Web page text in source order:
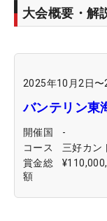
大会概要・解
2025年10月2日〜
バンテリン東
開催国
-
コース
三好カン
賞金総
額